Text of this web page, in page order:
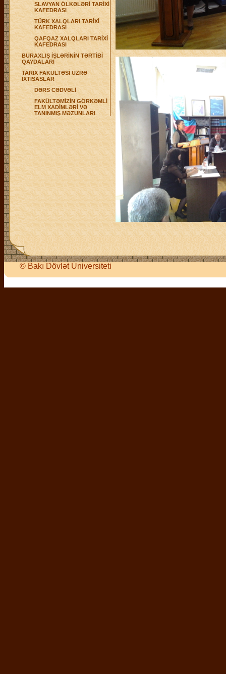
SLAVYAN ÖLKƏLƏRİ TARİXİ
KAFEDRASI
TÜRK XALQLARI TARİXİ
KAFEDRASI
QAFQAZ XALQLARI TARİXİ
KAFEDRASI
BURAXLIŞ İŞLƏRİNİN TƏRTİBİ
QAYDALARI
TARIX FAKÜLTƏSİ ÜZRƏ
İXTİSASLAR
DƏRS CƏDVƏLİ
FAKÜLTƏMİZİN GÖRKƏMLİ
ELM XADİMLƏRİ VƏ
TANINMIŞ MƏZUNLARI
© Bakı Dövlət Universiteti